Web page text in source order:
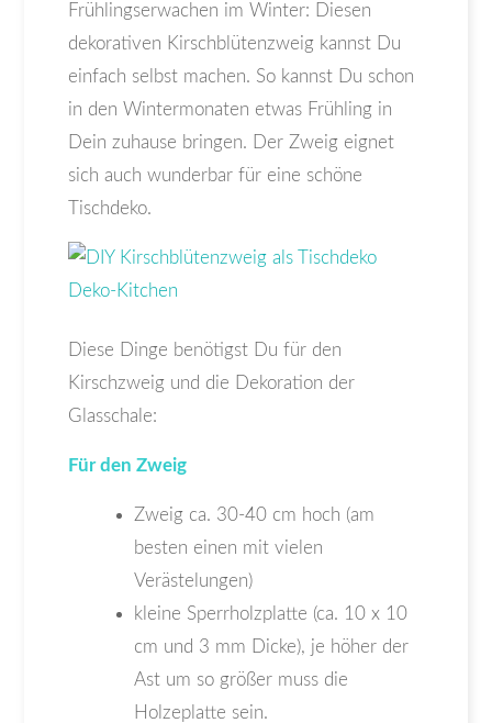
Frühlingserwachen im Winter: Diesen
dekorativen Kirschblütenzweig kannst Du
einfach selbst machen. So kannst Du schon
in den Wintermonaten etwas Frühling in
Dein zuhause bringen. Der Zweig eignet
sich auch wunderbar für eine schöne
Tischdeko.
Diese Dinge benötigst Du für den
Kirschzweig und die Dekoration der
Glasschale:
Für den Zweig
Zweig ca. 30-40 cm hoch (am
besten einen mit vielen
Verästelungen)
kleine Sperrholzplatte (ca. 10 x 10
cm und 3 mm Dicke), je höher der
Ast um so größer muss die
Holzeplatte sein.